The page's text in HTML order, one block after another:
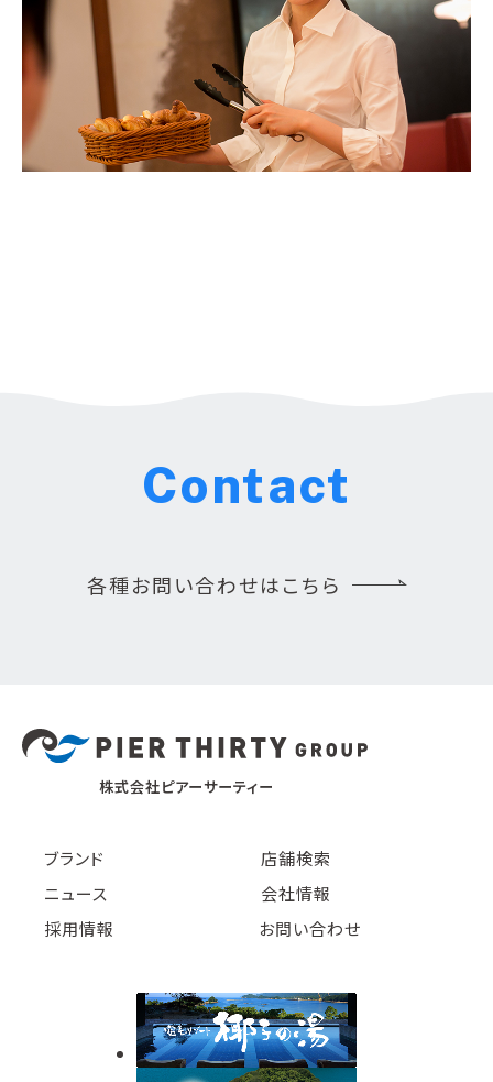
Contact
各種お問い合わせはこちら
株式会社ピアーサーティー
ブランド
店舗検索
ニュース
会社情報
採用情報
お問い合わせ